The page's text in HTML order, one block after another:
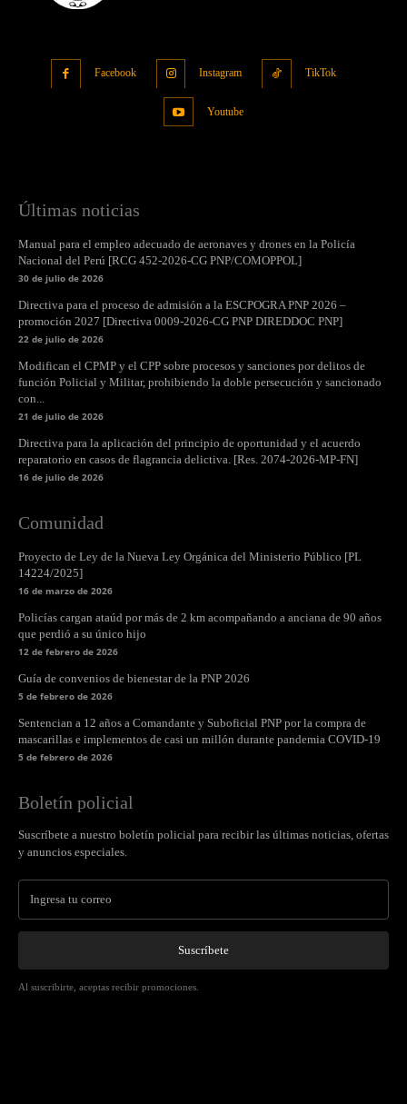
Facebook Instagram TikTok
Youtube
Últimas noticias
Manual para el empleo adecuado de aeronaves y drones en la Policía
Nacional del Perú [RCG 452-2026-CG PNP/COMOPPOL]
30 de julio de 2026
Directiva para el proceso de admisión a la ESCPOGRA PNP 2026 –
promoción 2027 [Directiva 0009-2026-CG PNP DIREDDOC PNP]
22 de julio de 2026
Modifican el CPMP y el CPP sobre procesos y sanciones por delitos de
función Policial y Militar, prohibiendo la doble persecución y sancionado
con...
21 de julio de 2026
Directiva para la aplicación del principio de oportunidad y el acuerdo
reparatorio en casos de flagrancia delictiva. [Res. 2074-2026-MP-FN]
16 de julio de 2026
Comunidad
Proyecto de Ley de la Nueva Ley Orgánica del Ministerio Público [PL
14224/2025]
16 de marzo de 2026
Policías cargan ataúd por más de 2 km acompañando a anciana de 90 años
que perdió a su único hijo
12 de febrero de 2026
Guía de convenios de bienestar de la PNP 2026
5 de febrero de 2026
Sentencian a 12 años a Comandante y Suboficial PNP por la compra de
mascarillas e implementos de casi un millón durante pandemia COVID-19
5 de febrero de 2026
Boletín policial
Suscríbete a nuestro boletín policial para recibir las últimas noticias, ofertas
y anuncios especiales.
Suscríbete
Al suscribirte, aceptas recibir promociones.